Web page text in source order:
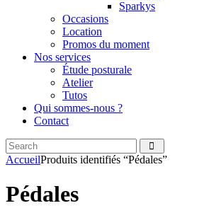
Sparkys
Occasions
Location
Promos du moment
Nos services
Étude posturale
Atelier
Tutos
Qui sommes-nous ?
Contact
Search
facebook
instagramm
AccueilProduits identifiés “Pédales”
Pédales